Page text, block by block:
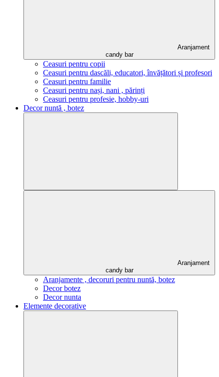
Aranjament
candy bar
Ceasuri pentru copii
Ceasuri pentru dascăli, educatori, învățători și profesori
Ceasuri pentru familie
Ceasuri pentru nași, nani , părinți
Ceasuri pentru profesie, hobby-uri
Decor nuntă , botez
Aranjament
candy bar
Aranjamente , decoruri pentru nuntă, botez
Decor botez
Decor nunta
Elemente decorative